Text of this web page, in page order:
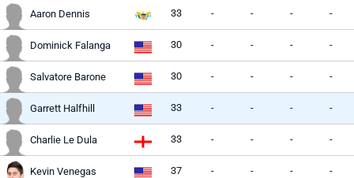
Aaron Dennis 33 - - - -
Dominick Falanga 30 - - - -
Salvatore Barone 30 - - - -
Garrett Halfhill 33 - - - -
Charlie Le Dula 33 - - - -
Kevin Venegas 37 - - - -